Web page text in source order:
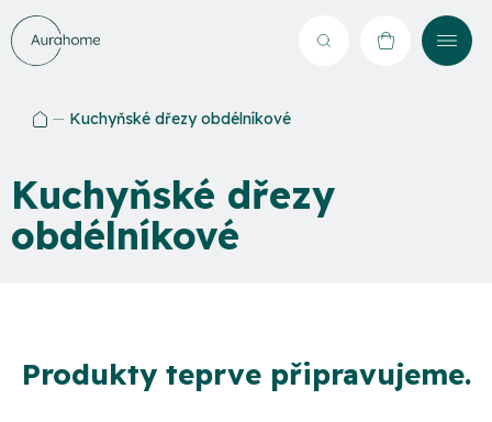
Přejít
na
obsah
Hledat NÁKUPNÍ
Kuchyňské dřezy obdélníkové
Kuchyňské dřezy
obdélníkové
Produkty teprve připravujeme.